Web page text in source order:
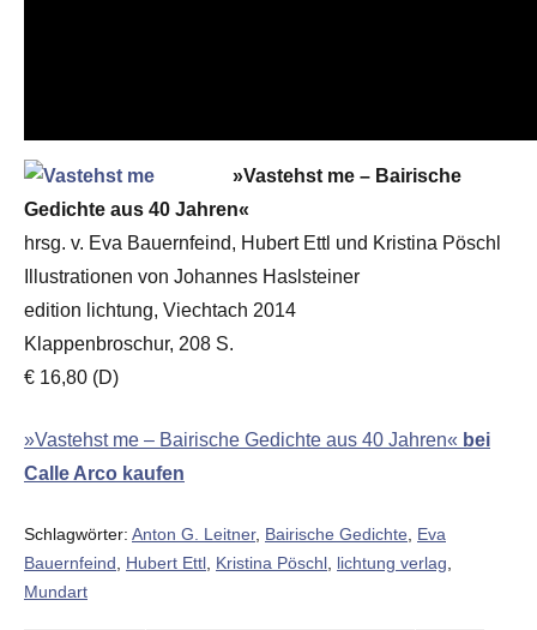
»Vastehst me – Bairische
Gedichte aus 40 Jahren«
hrsg. v. Eva Bauernfeind, Hubert Ettl und Kristina Pöschl
Illustrationen von Johannes Haslsteiner
edition lichtung, Viechtach 2014
Klappenbroschur, 208 S.
€ 16,80 (D)
»Vastehst me – Bairische Gedichte aus 40 Jahren« bei
Calle Arco kaufen
Schlagwörter: Anton G. Leitner, Bairische Gedichte, Eva
Bauernfeind, Hubert Ettl, Kristina Pöschl, lichtung verlag,
Mundart